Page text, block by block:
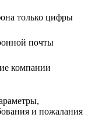
только цифры
почты
компании
и пожалания